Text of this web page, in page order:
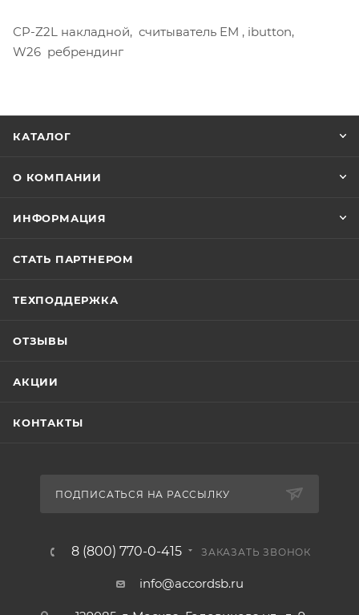
СP-Z2L накладной, считыватель EM , ibutton,
W26 ребрендинг
КАТАЛОГ
О КОМПАНИИ
ИНФОРМАЦИЯ
СТАТЬ ПАРТНЕРОМ
ТЕХПОДДЕРЖКА
ОТЗЫВЫ
АКЦИИ
КОНТАКТЫ
ПОДПИСАТЬСЯ НА РАССЫЛКУ
8 (800) 770-0-415 ЗАКАЗАТЬ ЗВОНОК
info@accordsb.ru